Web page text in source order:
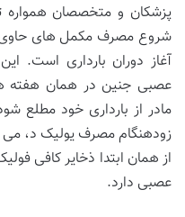
پزشکان و متخصصان همواره
شروع مصرف مکمل های حاوی
آغاز دوران بارداری است.
عصبی جنین در همان هفته
مادر از بارداری خود مطلع
زودهنگام مصرف یولیک د، می
از همان ابتدا ذخایر کافی
عصبی دارد.